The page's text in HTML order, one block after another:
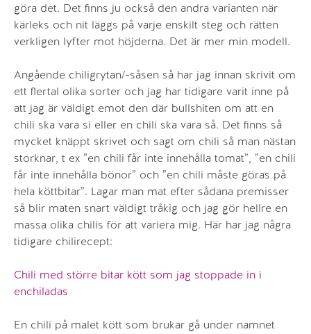
göra det. Det finns ju också den andra varianten när
kärleks och nit läggs på varje enskilt steg och rätten
verkligen lyfter mot höjderna. Det är mer min modell.
Angående chiligrytan/-såsen så har jag innan skrivit om
ett flertal olika sorter och jag har tidigare varit inne på
att jag är väldigt emot den där bullshiten om att en
chili ska vara si eller en chili ska vara så. Det finns så
mycket knäppt skrivet och sagt om chili så man nästan
storknar, t ex ”en chili får inte innehålla tomat”, ”en chili
får inte innehålla bönor” och ”en chili måste göras på
hela köttbitar”. Lagar man mat efter sådana premisser
så blir maten snart väldigt tråkig och jag gör hellre en
massa olika chilis för att variera mig. Här har jag några
tidigare chilirecept:
Chili med större bitar kött som jag stoppade in i
enchiladas
En chili på malet kött som brukar gå under namnet